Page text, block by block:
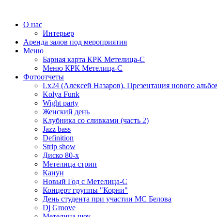
О нас
Интерьер
Аренда залов под мероприятия
Меню
Барная карта КРК Метелица-С
Меню КРК Метелица-С
Фотоотчеты
Lx24 (Алексей Назаров). Презентация нового
Kolya Funk
Wight party
Женский день
Клубника со сливками (часть 2)
Jazz bass
Definition
Strip show
Диско 80-х
Метелица стрип
Канун
Новый Год с Метелица-С
Концерт группы "Корни"
День студента при участии МС Белова
Dj Groove